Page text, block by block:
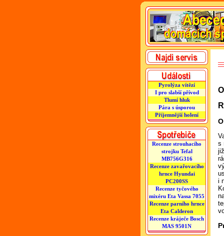
Pyrolýza vítězí
I pro slabší přívod
Tlumí hluk
Pára s úsporou
Příjemnější holení
Recenze strouhacího
strojku Tefal
MB756G316
Recenze zavařovacího
hrnce Hyundai
PC200SS
Recenze tyčového
mixéru Eta Vassa 7055
Recenze parního hrnce
Eta Calderon
Recenze kráječe Bosch
MAS 9501N
s
i